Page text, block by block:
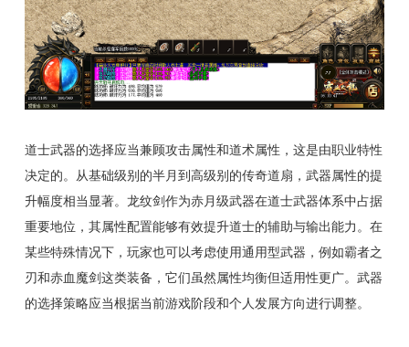
道士武器的选择应当兼顾攻击属性和道术属性，这是由职业特性
决定的。从基础级别的半月到高级别的传奇道扇，武器属性的提
升幅度相当显著。龙纹剑作为赤月级武器在道士武器体系中占据
重要地位，其属性配置能够有效提升道士的辅助与输出能力。在
某些特殊情况下，玩家也可以考虑使用通用型武器，例如霸者之
刃和赤血魔剑这类装备，它们虽然属性均衡但适用性更广。武器
的选择策略应当根据当前游戏阶段和个人发展方向进行调整。